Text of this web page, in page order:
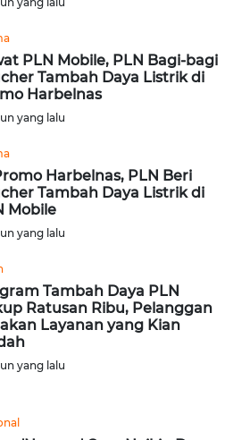
PLN Mobile, PLN Bagi-bagi
Tambah Daya Listrik di
Harbelnas
yang lalu
Harbelnas, PLN Beri
Tambah Daya Listrik di
Mobile
yang lalu
Tambah Daya PLN
Ratusan Ribu, Pelanggan
Layanan yang Kian
yang lalu